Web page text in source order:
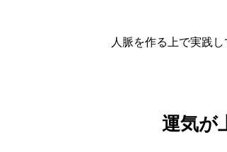
人脈を作る上で実践
運気が